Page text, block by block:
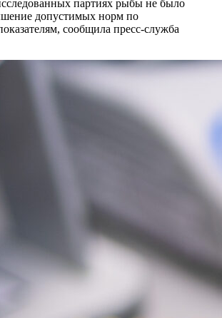
партиях рыбы не было
допустимых норм по
сообщила пресс-служба